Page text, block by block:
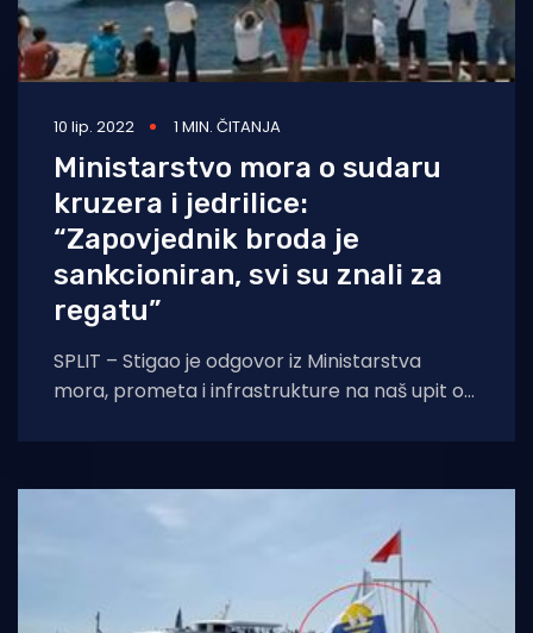
10 lip. 2022 1 MIN. ČITANJA
Ministarstvo mora o sudaru
kruzera i jedrilice:
“Zapovjednik broda je
sankcioniran, svi su znali za
regatu”
SPLIT – Stigao je odgovor iz Ministarstva
mora, prometa i infrastrukture na naš upit o